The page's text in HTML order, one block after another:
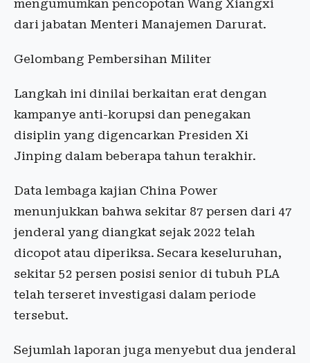
mengumumkan pencopotan Wang Xiangxi
dari jabatan Menteri Manajemen Darurat.
Gelombang Pembersihan Militer
Langkah ini dinilai berkaitan erat dengan
kampanye anti-korupsi dan penegakan
disiplin yang digencarkan Presiden Xi
Jinping dalam beberapa tahun terakhir.
Data lembaga kajian China Power
menunjukkan bahwa sekitar 87 persen dari 47
jenderal yang diangkat sejak 2022 telah
dicopot atau diperiksa. Secara keseluruhan,
sekitar 52 persen posisi senior di tubuh PLA
telah terseret investigasi dalam periode
tersebut.
Sejumlah laporan juga menyebut dua jenderal